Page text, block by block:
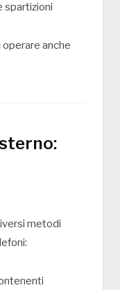
spartizioni
anche
metodi